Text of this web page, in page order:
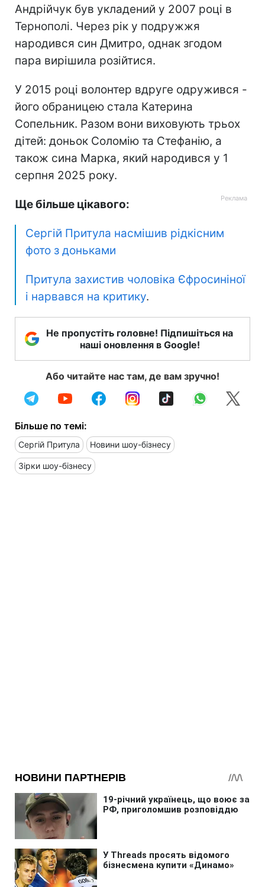
Андрійчук був укладений у 2007 році в
Тернополі. Через рік у подружжя
народився син Дмитро, однак згодом
пара вирішила розійтися.
У 2015 році волонтер вдруге одружився -
його обраницею стала Катерина
Сопельник. Разом вони виховують трьох
дітей: доньок Соломію та Стефанію, а
також сина Марка, який народився у 1
серпня 2025 року.
Ще більше цікавого:
Сергій Притула насмішив рідкісним
фото з доньками
Притула захистив чоловіка Єфросиніної
і нарвався на критику.
Не пропустіть головне! Підпишіться на
наші оновлення в Google!
Або читайте нас там, де вам зручно!
Більше по темі:
Сергій Притула Новини шоу-бізнесу
Зірки шоу-бізнесу